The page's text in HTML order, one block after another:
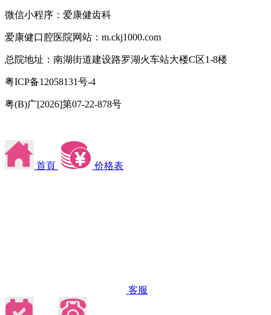
微信小程序：爱康健齿科
爱康健口腔医院网站：m.ckj1000.com
总院地址：南湖街道建设路罗湖火车站大楼C区1-8楼
粤ICP备12058131号-4
粤(B)广[2026]第07-22-878号
首頁 价格表
客服